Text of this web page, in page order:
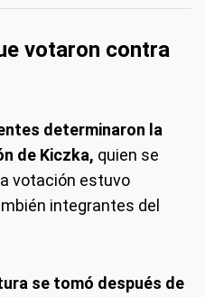
votaron contra
determinaron la
de Kiczka, quien se
votación estuvo
integrantes del
se tomó después de